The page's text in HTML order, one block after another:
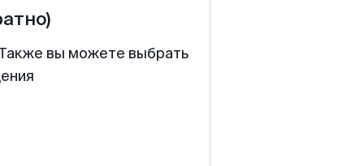
вы можете выбрать